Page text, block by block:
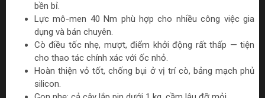
bền bỉ.
Lực mô-men 40 Nm phù hợp cho nhiều công việc gia
dụng và bán chuyên.
Cò điều tốc nhẹ, mượt, điểm khởi động rất thấp — tiện
cho thao tác chính xác với ốc nhỏ.
Hoàn thiện vỏ tốt, chống bụi ở vị trí cò, bảng mạch phủ
silicon.